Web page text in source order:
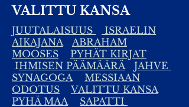
VALITTU KANSA
JUUTALAISUUS
ISRAELIN
AIKAJANA
ABRAHAM
MOOSES
PYHÄT KIRJAT
IHMISEN PÄÄMÄÄRÄ
JAHVE
SYNAGOGA
MESSIAAN
ODOTUS
VALITTU KANSA
PYHÄ MAA
SAPATTI